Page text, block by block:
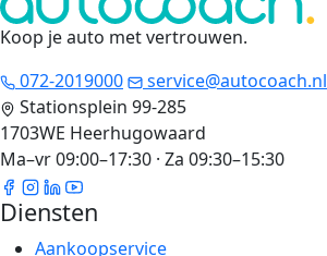
Koop je auto met vertrouwen.
072-2019000
service@autocoach.nl
Stationsplein 99-285
1703WE Heerhugowaard
Ma–vr 09:00–17:30 · Za 09:30–15:30
Diensten
Aankoopservice